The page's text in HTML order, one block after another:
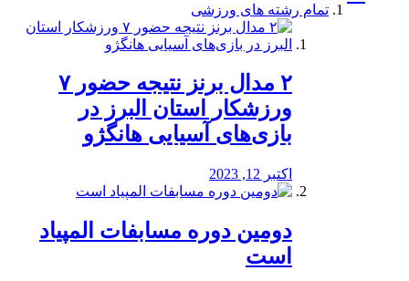
تمام رشته های ورزشی
۲ مدال برنز نتیجه حضور ۷
ورزشکار استان البرز در
بازی‌های آسیایی هانگژو
اکتبر 12, 2023
دومین دوره مسابفات المپیاد
است